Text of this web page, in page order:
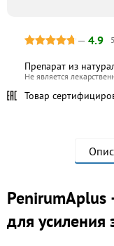
— 4.9
Препарат из
Не является
Товар
PenirumAplus
для усиления